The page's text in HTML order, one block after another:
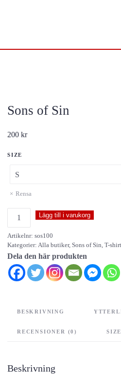
Sons of Sin
200 kr
SIZE
Rensa
Sons
of
Sin
mängd
Lägg till i varukorg
Artikelnr: sos100
Kategorier: Alla butiker, Sons of Sin, T-
Dela den här produkten
BESKRIVNING
RECENSIONER (0)
Beskrivning